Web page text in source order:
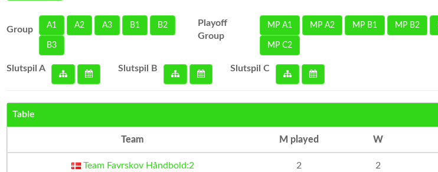
Group A1 A2 A3 B1 B2
B3
Playoff
Group
MP A1 MP A2 MP B1 MP B2
MP C2
Slutspil A Slutspil B Slutspil C
Table
Team M played W
Team Favrskov Håndbold:2 2 2